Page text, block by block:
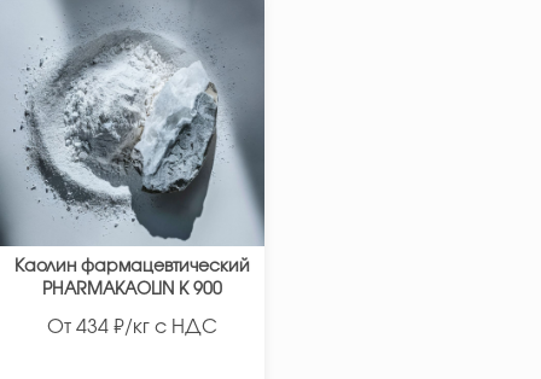
Каолин фармацевтический
PHARMAKAOLIN K 900
От 434 ₽/кг с НДС